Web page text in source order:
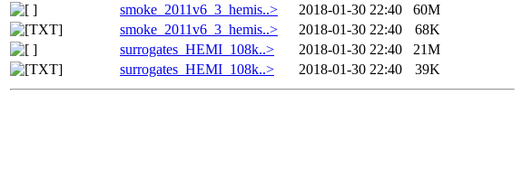
smoke_2011v6_3_hemis..>
2018-01-30 22:40
60M
smoke_2011v6_3_hemis..>
2018-01-30 22:40
68K
surrogates_HEMI_108k..>
2018-01-30 22:40
21M
surrogates_HEMI_108k..>
2018-01-30 22:40 39K